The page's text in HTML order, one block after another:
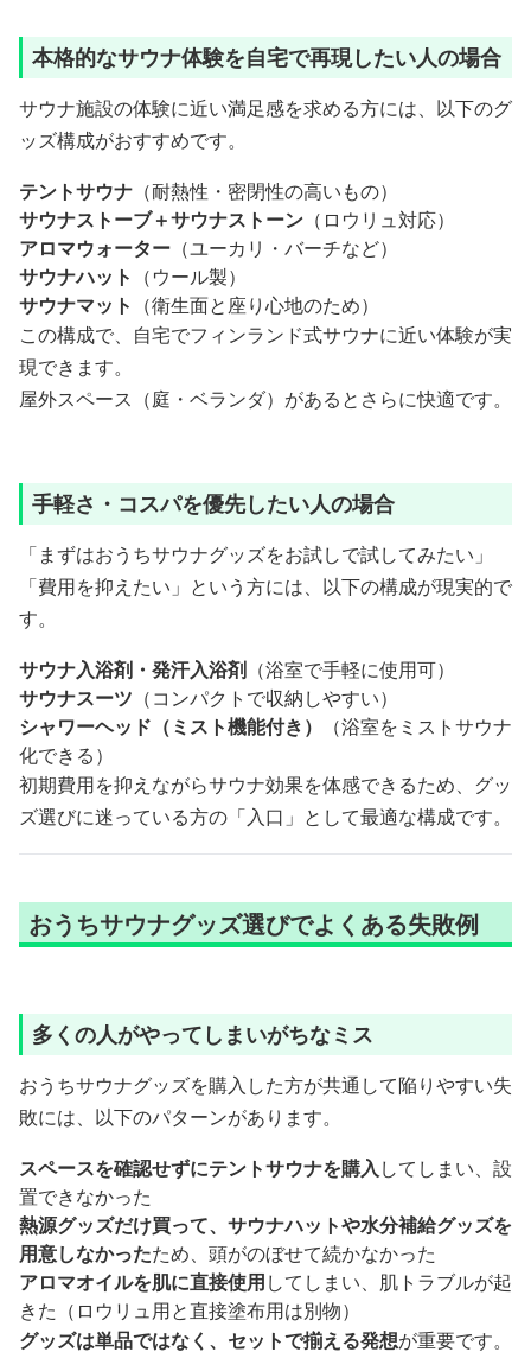
本格的なサウナ体験を自宅で再現したい人の場合
サウナ施設の体験に近い満足感を求める方には、以下のグ
ッズ構成がおすすめです。
テントサウナ （耐熱性・密閉性の高いもの）
サウナストーブ＋サウナストーン （ロウリュ対応）
アロマウォーター （ユーカリ・バーチなど）
サウナハット （ウール製）
サウナマット （衛生面と座り心地のため）
この構成で、自宅でフィンランド式サウナに近い体験が実
現できます。
屋外スペース（庭・ベランダ）があるとさらに快適です。
手軽さ・コスパを優先したい人の場合
「まずはおうちサウナグッズをお試しで試してみたい」
「費用を抑えたい」という方には、以下の構成が現実的で
す。
サウナ入浴剤・発汗入浴剤 （浴室で手軽に使用可）
サウナスーツ （コンパクトで収納しやすい）
シャワーヘッド（ミスト機能付き）
（浴室をミストサウナ
化できる）
初期費用を抑えながらサウナ効果を体感できるため、グッ
ズ選びに迷っている方の「入口」として最適な構成です。
おうちサウナグッズ選びでよくある失敗例
多くの人がやってしまいがちなミス
おうちサウナグッズを購入した方が共通して陥りやすい失
敗には、以下のパターンがあります。
スペースを確認せずにテントサウナを購入してしまい、設
置できなかった
熱源グッズだけ買って、サウナハットや水分補給グッズを
用意しなかったため、頭がのぼせて続かなかった
アロマオイルを肌に直接使用してしまい、肌トラブルが起
きた（ロウリュ用と直接塗布用は別物）
グッズは単品ではなく、セットで揃える発想が重要です。